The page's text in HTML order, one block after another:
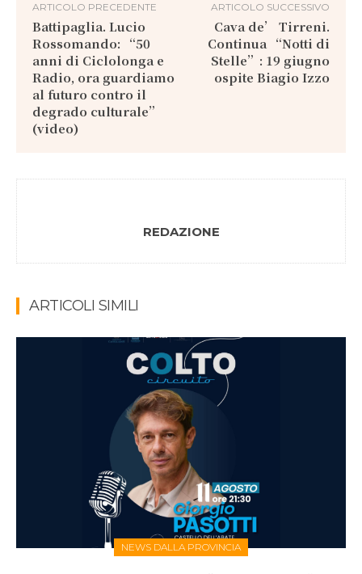
ARTICOLO PRECEDENTE
Battipaglia. Lucio
Rossomando: “50
anni di Ciclolonga e
Radio, ora guardiamo
al futuro contro il
degrado culturale”
(video)
ARTICOLO SUCCESSIVO
Cava de’ Tirreni.
Continua “Notti di
Stelle”: 19 giugno
ospite Biagio Izzo
REDAZIONE
ARTICOLI SIMILI
NEWS DALLA PROVINCIA